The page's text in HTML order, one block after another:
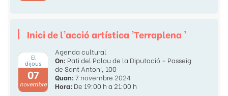
Inici de l'acció artística 'Terraplena '
El
dijous
07
novembre
Agenda cultural
On: Pati del Palau de la Diputació - Passeig
de Sant Antoni, 100
Quan: 7 novembre 2024
Hora: De 19:00 h a 21:00 h